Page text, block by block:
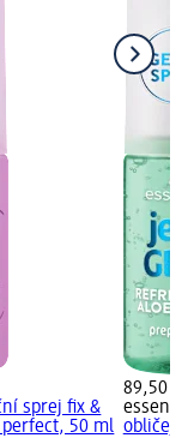
sprej fix &
perfect, 50 ml
89,50 Kč
essence
obličej